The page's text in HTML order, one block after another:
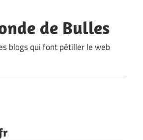
de Bulles
blogs qui font pétiller le web